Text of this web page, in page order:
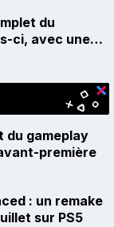
du
ci, avec une
du gameplay
première
: un remake
sur PS5